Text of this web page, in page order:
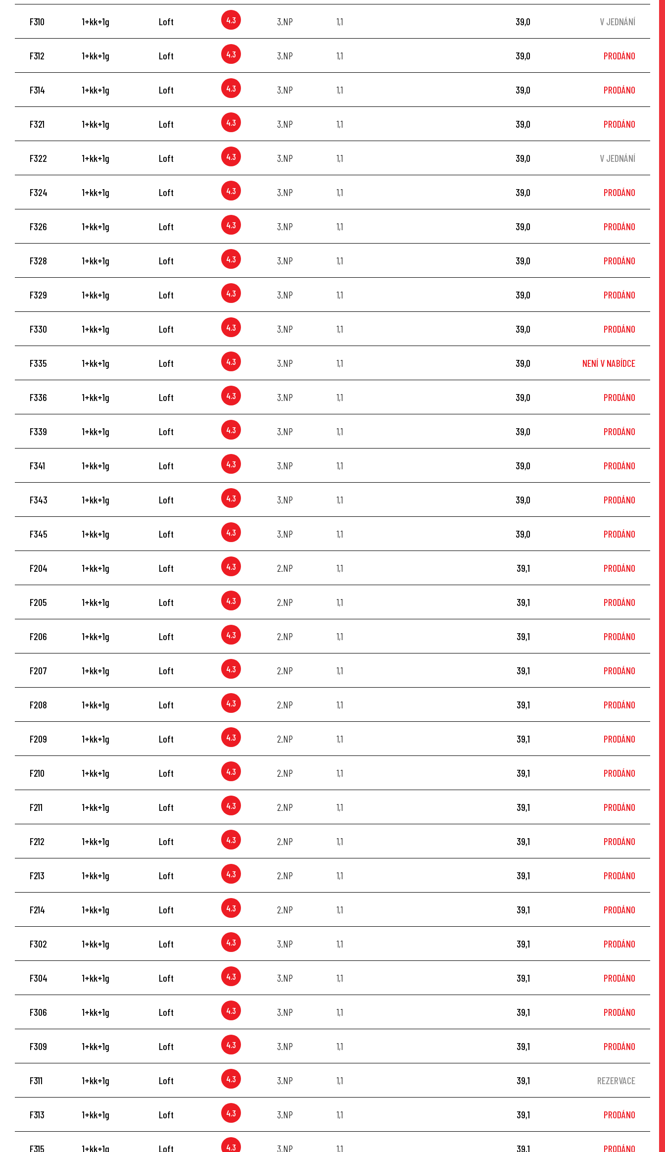
F310 1+kk+1g Loft 4.3 3.NP 1,1 39,0 V JEDNÁNÍ
F312 1+kk+1g Loft 4.3 3.NP 1,1 39,0 PRODÁNO
F314 1+kk+1g Loft 4.3 3.NP 1,1 39,0 PRODÁNO
F321 1+kk+1g Loft 4.3 3.NP 1,1 39,0 PRODÁNO
F322 1+kk+1g Loft 4.3 3.NP 1,1 39,0 V JEDNÁNÍ
F324 1+kk+1g Loft 4.3 3.NP 1,1 39,0 PRODÁNO
F326 1+kk+1g Loft 4.3 3.NP 1,1 39,0 PRODÁNO
F328 1+kk+1g Loft 4.3 3.NP 1,1 39,0 PRODÁNO
F329 1+kk+1g Loft 4.3 3.NP 1,1 39,0 PRODÁNO
F330 1+kk+1g Loft 4.3 3.NP 1,1 39,0 PRODÁNO
F335 1+kk+1g Loft 4.3 3.NP 1,1 39,0 NENÍ V NABÍDCE
F336 1+kk+1g Loft 4.3 3.NP 1,1 39,0 PRODÁNO
F339 1+kk+1g Loft 4.3 3.NP 1,1 39,0 PRODÁNO
F341 1+kk+1g Loft 4.3 3.NP 1,1 39,0 PRODÁNO
F343 1+kk+1g Loft 4.3 3.NP 1,1 39,0 PRODÁNO
F345 1+kk+1g Loft 4.3 3.NP 1,1 39,0 PRODÁNO
F204 1+kk+1g Loft 4.3 2.NP 1,1 39,1 PRODÁNO
F205 1+kk+1g Loft 4.3 2.NP 1,1 39,1 PRODÁNO
F206 1+kk+1g Loft 4.3 2.NP 1,1 39,1 PRODÁNO
F207 1+kk+1g Loft 4.3 2.NP 1,1 39,1 PRODÁNO
F208 1+kk+1g Loft 4.3 2.NP 1,1 39,1 PRODÁNO
F209 1+kk+1g Loft 4.3 2.NP 1,1 39,1 PRODÁNO
F210 1+kk+1g Loft 4.3 2.NP 1,1 39,1 PRODÁNO
F211 1+kk+1g Loft 4.3 2.NP 1,1 39,1 PRODÁNO
F212 1+kk+1g Loft 4.3 2.NP 1,1 39,1 PRODÁNO
F213 1+kk+1g Loft 4.3 2.NP 1,1 39,1 PRODÁNO
F214 1+kk+1g Loft 4.3 2.NP 1,1 39,1 PRODÁNO
F302 1+kk+1g Loft 4.3 3.NP 1,1 39,1 PRODÁNO
F304 1+kk+1g Loft 4.3 3.NP 1,1 39,1 PRODÁNO
F306 1+kk+1g Loft 4.3 3.NP 1,1 39,1 PRODÁNO
F309 1+kk+1g Loft 4.3 3.NP 1,1 39,1 PRODÁNO
F311 1+kk+1g Loft 4.3 3.NP 1,1 39,1 REZERVACE
F313 1+kk+1g Loft 4.3 3.NP 1,1 39,1 PRODÁNO
F315 1+kk+1g Loft 4.3 3.NP 1,1 39,1 PRODÁNO